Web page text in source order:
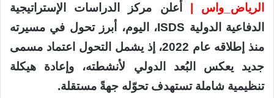
الرياض_واس |
أعلن مركز الدراسات الإستراتيجية
الدفاعية الدولية ISDS، اليوم، أبرز تحول في مسيرته
منذ إطلاقه عام 2022، إذ يشمل التحول اعتماد مسمى
جديد يعكس البُعد الدولي لأنشطته، وإعادة هيكلة
تنظيمية شاملة تستهدف تحوّله جهةً مستقلة.